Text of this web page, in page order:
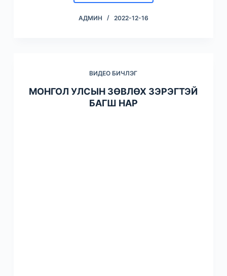
АДМИН 2022-12-16
ВИДЕО БИЧЛЭГ
МОНГОЛ УЛСЫН ЗӨВЛӨХ ЗЭРЭГТЭЙ
БАГШ НАР